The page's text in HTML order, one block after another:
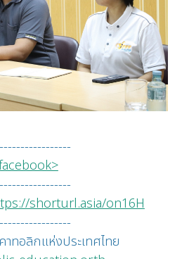
shorturl.asia/on16H
ทอลิกแห่งประเทศไทย